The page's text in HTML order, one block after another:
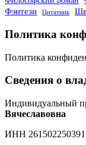
Фэнтези Цитатник
Политика
Политика
Сведения о
Индивидуальный
Вячеславовна
ИНН